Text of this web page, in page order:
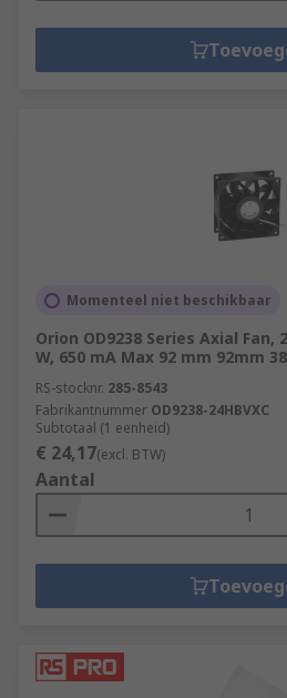
Momenteel niet beschikbaar
Orion OD9238 Series Axial Fan,
W, 650 mA Max 92 mm 92mm
RS-stocknr. 285-8543
Fabrikantnummer OD9238-24HBVXC
Subtotaal (1 eenheid)
€ 24,17(excl. BTW)
Aantal